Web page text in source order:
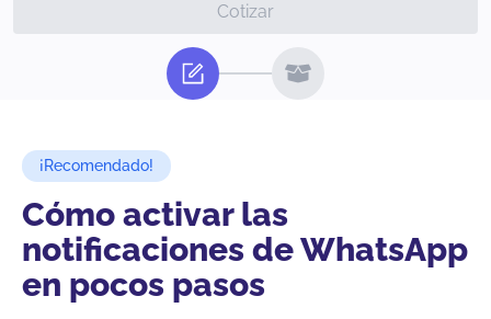
Cotizar
¡Recomendado!
Cómo activar las
notificaciones de WhatsApp
en pocos pasos